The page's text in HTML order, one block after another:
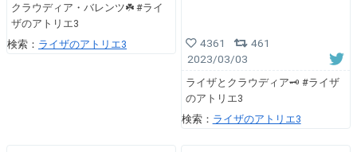
クラウディア・バレンツ☘️ #ライ
ザのアトリエ3
検索： ライザのアトリエ3 4361
461
2023/03/03
ライザとクラウディア🗝 #ライザ
のアトリエ3
検索： ライザのアトリエ3